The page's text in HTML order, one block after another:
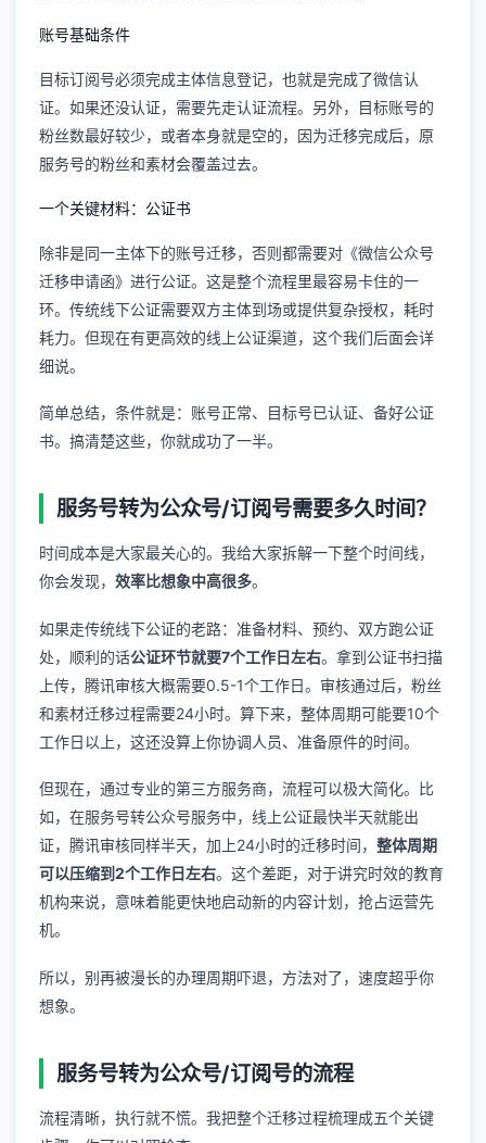
账号基础条件
目标订阅号必须完成主体信息登记，也就是完成了微信认
证。如果还没认证，需要先走认证流程。另外，目标账号的
粉丝数最好较少，或者本身就是空的，因为迁移完成后，原
服务号的粉丝和素材会覆盖过去。
一个关键材料：公证书
除非是同一主体下的账号迁移，否则都需要对《微信公众号
迁移申请函》进行公证。这是整个流程里最容易卡住的一
环。传统线下公证需要双方主体到场或提供复杂授权，耗时
耗力。但现在有更高效的线上公证渠道，这个我们后面会详
细说。
简单总结，条件就是：账号正常、目标号已认证、备好公证
书。搞清楚这些，你就成功了一半。
服务号转为公众号/订阅号需要多久时间？
时间成本是大家最关心的。我给大家拆解一下整个时间线，
你会发现， 效率比想象中高很多。
如果走传统线下公证的老路：准备材料、预约、双方跑公证
处，顺利的话公证环节就要7个工作日左右。拿到公证书扫描
上传，腾讯审核大概需要0.5-1个工作日。审核通过后，粉丝
和素材迁移过程需要24小时。算下来，整体周期可能要10个
工作日以上，这还没算上你协调人员、准备原件的时间。
但现在，通过专业的第三方服务商，流程可以极大简化。比
如，在服务号转公众号服务中，线上公证最快半天就能出
证，腾讯审核同样半天，加上24小时的迁移时间， 整体周期
可以压缩到2个工作日左右。这个差距，对于讲究时效的教育
机构来说，意味着能更快地启动新的内容计划，抢占运营先
机。
所以，别再被漫长的办理周期吓退，方法对了，速度超乎你
想象。
服务号转为公众号/订阅号的流程
流程清晰，执行就不慌。我把整个迁移过程梳理成五个关键